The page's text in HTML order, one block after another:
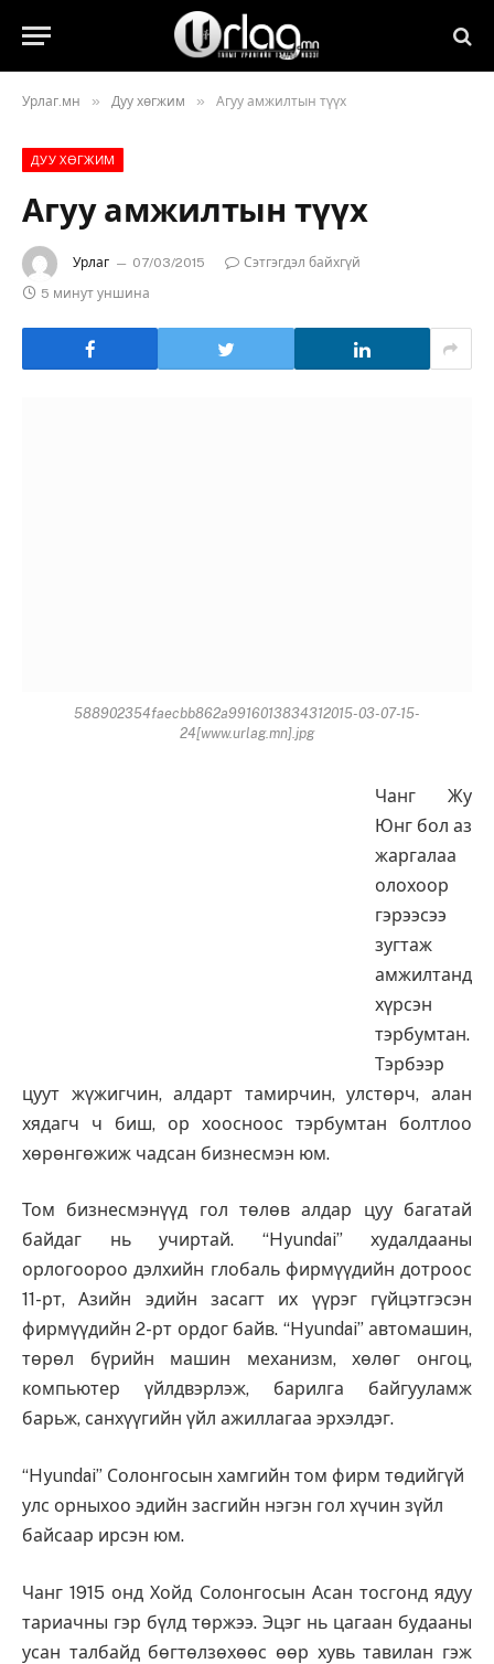
Урлаг.мн » Дуу хөгжим » Агуу амжилтын түүх
ДУУ ХӨГЖИМ
Агуу амжилтын түүх
Урлаг 07/03/2015
Сэтгэгдэл байхгүй
5 минут уншина
588902354faecbb862a9916013834312015-03-07-15-
24[www.urlag.mn].jpg
Чанг Жу
Юнг бол аз
жаргалаа
олохоор
гэрээсээ
зугтаж
амжилтанд
хүрсэн
тэрбумтан.
Тэрбээр
цуут жүжигчин, алдарт тамирчин, улстөрч, алан
хядагч ч биш, ор хоосноос тэрбумтан болтлоо
хөрөнгөжиж чадсан бизнесмэн юм.
Том бизнесмэнүүд гол төлөв алдар цуу багатай
байдаг нь учиртай. “Hyundai” худалдааны
орлогоороо дэлхийн глобаль фирмүүдийн дотроос
11-рт, Азийн эдийн засагт их үүрэг гүйцэтгэсэн
фирмүүдийн 2-рт ордог байв. “Hyundai” автомашин,
төрөл бүрийн машин механизм, хөлөг онгоц,
компьютер үйлдвэрлэж, барилга байгууламж
барьж, санхүүгийн үйл ажиллагаа эрхэлдэг.
“Hyundai” Солонгосын хамгийн том фирм төдийгүй
улс орныхоо эдийн засгийн нэгэн гол хүчин зүйл
байсаар ирсэн юм.
Чанг 1915 онд Хойд Солонгосын Асан тосгонд ядуу
тариачны гэр бүлд төржээ. Эцэг нь цагаан будааны
усан талбайд бөгтөлзөхөөс өөр хувь тавилан гэж